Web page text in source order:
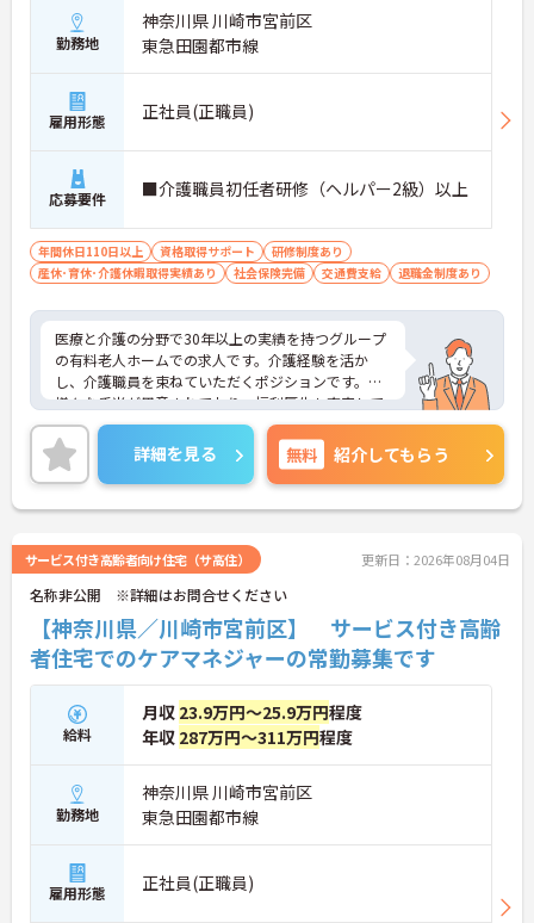
勤務地
神奈川県 川崎市宮前区
東急田園都市線
雇用形態 正社員(正職員)
応募要件 ■介護職員初任者研修（ヘルパー2級）以上
年間休日110日以上 資格取得サポート
研修制度あり
産休･育休･介護休暇取得実績あり
社会保険完備 交通費支給 退職金制度あり
医療と介護の分野で30年以上の実績を持つグループ
の有料老人ホームでの求人です。介護経験を活か
し、介護職員を束ねていただくポジションです。
様々な手当が用意されており、福利厚生も充実して
おりますので安心して働いていただけます。年次・
役職に応じた研修も充実しており、スキルアップも
めざせる環境です。ご興味を持たれた方は面接対策
ポイントや求人の詳細などお話しいたしますのでお
気軽にお問い合わせ下さい。
詳細を見る 無料 紹介してもらう
サービス付き高齢者向け住宅（サ高住） 更新日：2026年08月04日
名称非公開 ※詳細はお問合せください
【神奈川県／川崎市宮前区】 サービス付き高齢
者住宅でのケアマネジャーの常勤募集です
給料
月収 23.9万円～25.9万円程度
年収 287万円～311万円程度
勤務地
神奈川県 川崎市宮前区
東急田園都市線
雇用形態 正社員(正職員)